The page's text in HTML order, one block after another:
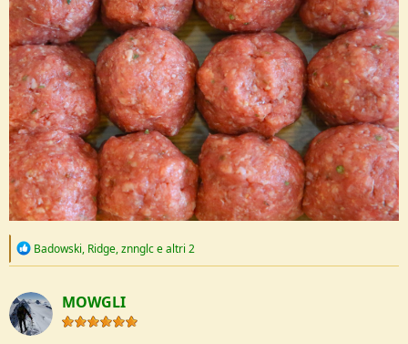
R
c
t
i
o
Badowski, Ridge,znnglce altri 2
MOWGLI